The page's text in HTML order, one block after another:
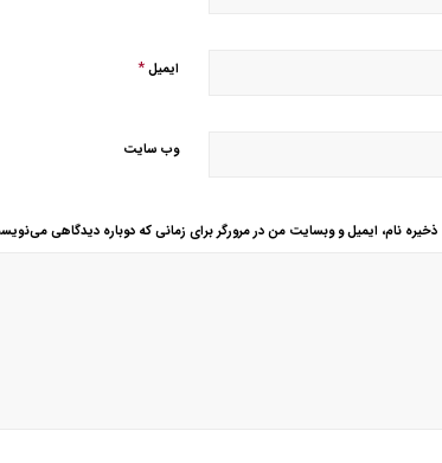
ایمیل*
وب‌ سایت
ذخیره نام، ایمیل و وبسایت من در مرورگر برای زمانی که دوباره دیدگاهی